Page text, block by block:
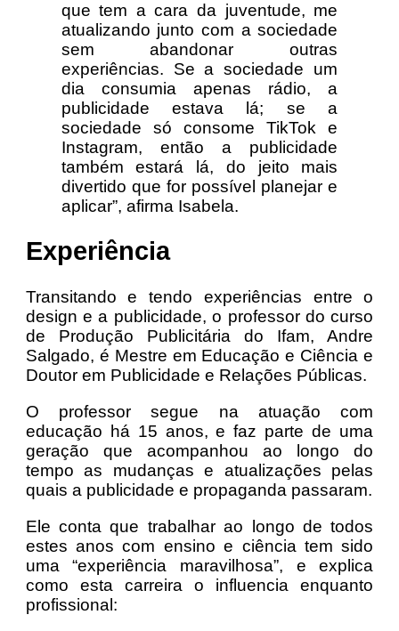
que tem a cara da juventude, me
atualizando junto com a sociedade
sem abandonar outras
experiências. Se a sociedade um
dia consumia apenas rádio, a
publicidade estava lá; se a
sociedade só consome TikTok e
Instagram, então a publicidade
também estará lá, do jeito mais
divertido que for possível planejar e
aplicar”, afirma Isabela.
Experiência
Transitando e tendo experiências entre o
design e a publicidade, o professor do curso
de Produção Publicitária do Ifam, Andre
Salgado, é Mestre em Educação e Ciência e
Doutor em Publicidade e Relações Públicas.
O professor segue na atuação com
educação há 15 anos, e faz parte de uma
geração que acompanhou ao longo do
tempo as mudanças e atualizações pelas
quais a publicidade e propaganda passaram.
Ele conta que trabalhar ao longo de todos
estes anos com ensino e ciência tem sido
uma “experiência maravilhosa”, e explica
como esta carreira o influencia enquanto
profissional: